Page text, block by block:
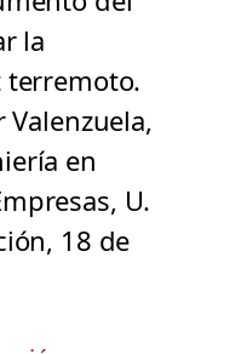
la
terremoto.
Valenzuela,
en
U.
18 de